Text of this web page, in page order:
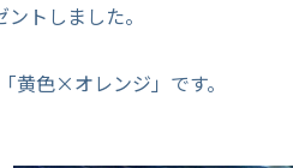
トしました。
黄色×オレンジ」です。